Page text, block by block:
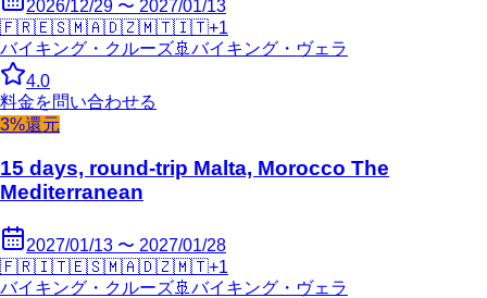
2026/12/29 〜 2027/01/13
🇫🇷🇪🇸🇲🇦🇩🇿🇲🇹🇮🇹+1
バイキング・クルーズ🚢 バイキング・ヴェラ
4.0
料金を問い合わせる
3%還元
15 days, round-trip Malta, Morocco The
Mediterranean
2027/01/13 〜 2027/01/28
🇫🇷🇮🇹🇪🇸🇲🇦🇩🇿🇲🇹+1
バイキング・クルーズ🚢 バイキング・ヴェラ